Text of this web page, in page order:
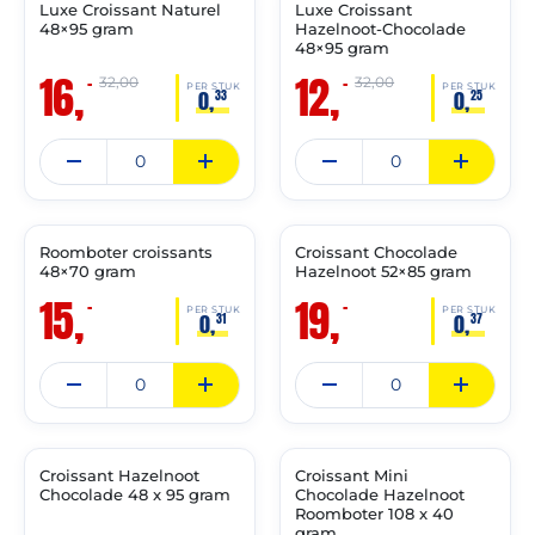
🔥 OP=OP
Luxe Croissant Naturel
48×95 gram
16,– PER STUK
0,33
32,00
🔥 OP=OP
Luxe Croissant
Hazelnoot-Chocolade
48×95 gram
12,– PER STUK
0,25
32,00
🔥 OP=OP
28-
Roomboter croissants
48×70 gram
15,– PER STUK
0,31
🔥 OP=OP
30-
Croissant Chocolade
Hazelnoot 52×85 gram
19,– PER STUK
0,37
🔥 OP=OP
31-
Croissant Hazelnoot
Chocolade 48 x 95 gram
🔥 OP=OP
31-
Croissant Mini
Chocolade Hazelnoot
Roomboter 108 x 40